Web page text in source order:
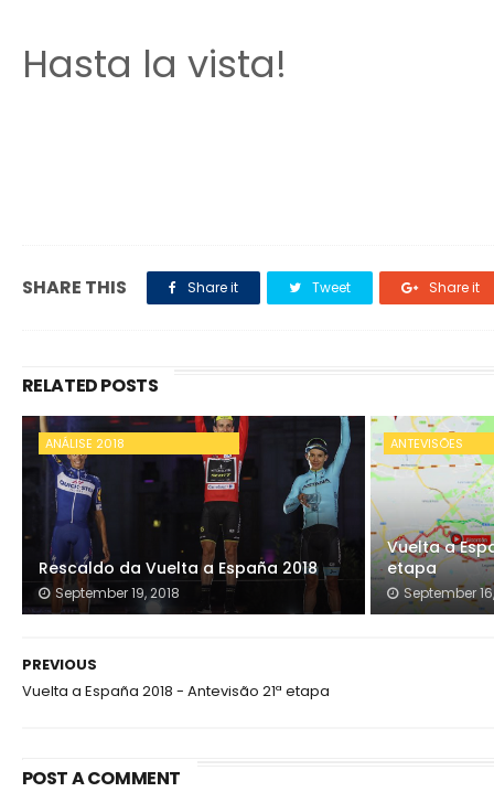
Hasta la vista!
SHARE THIS Share it Tweet Share it
RELATED POSTS
ANÁLISE 2018
Rescaldo da Vuelta a España 2018
September 19, 2018
ANTEVISÕES
Vuelta a
etapa
September
PREVIOUS
Vuelta a España 2018 - Antevisão 21ª etapa
POST A COMMENT